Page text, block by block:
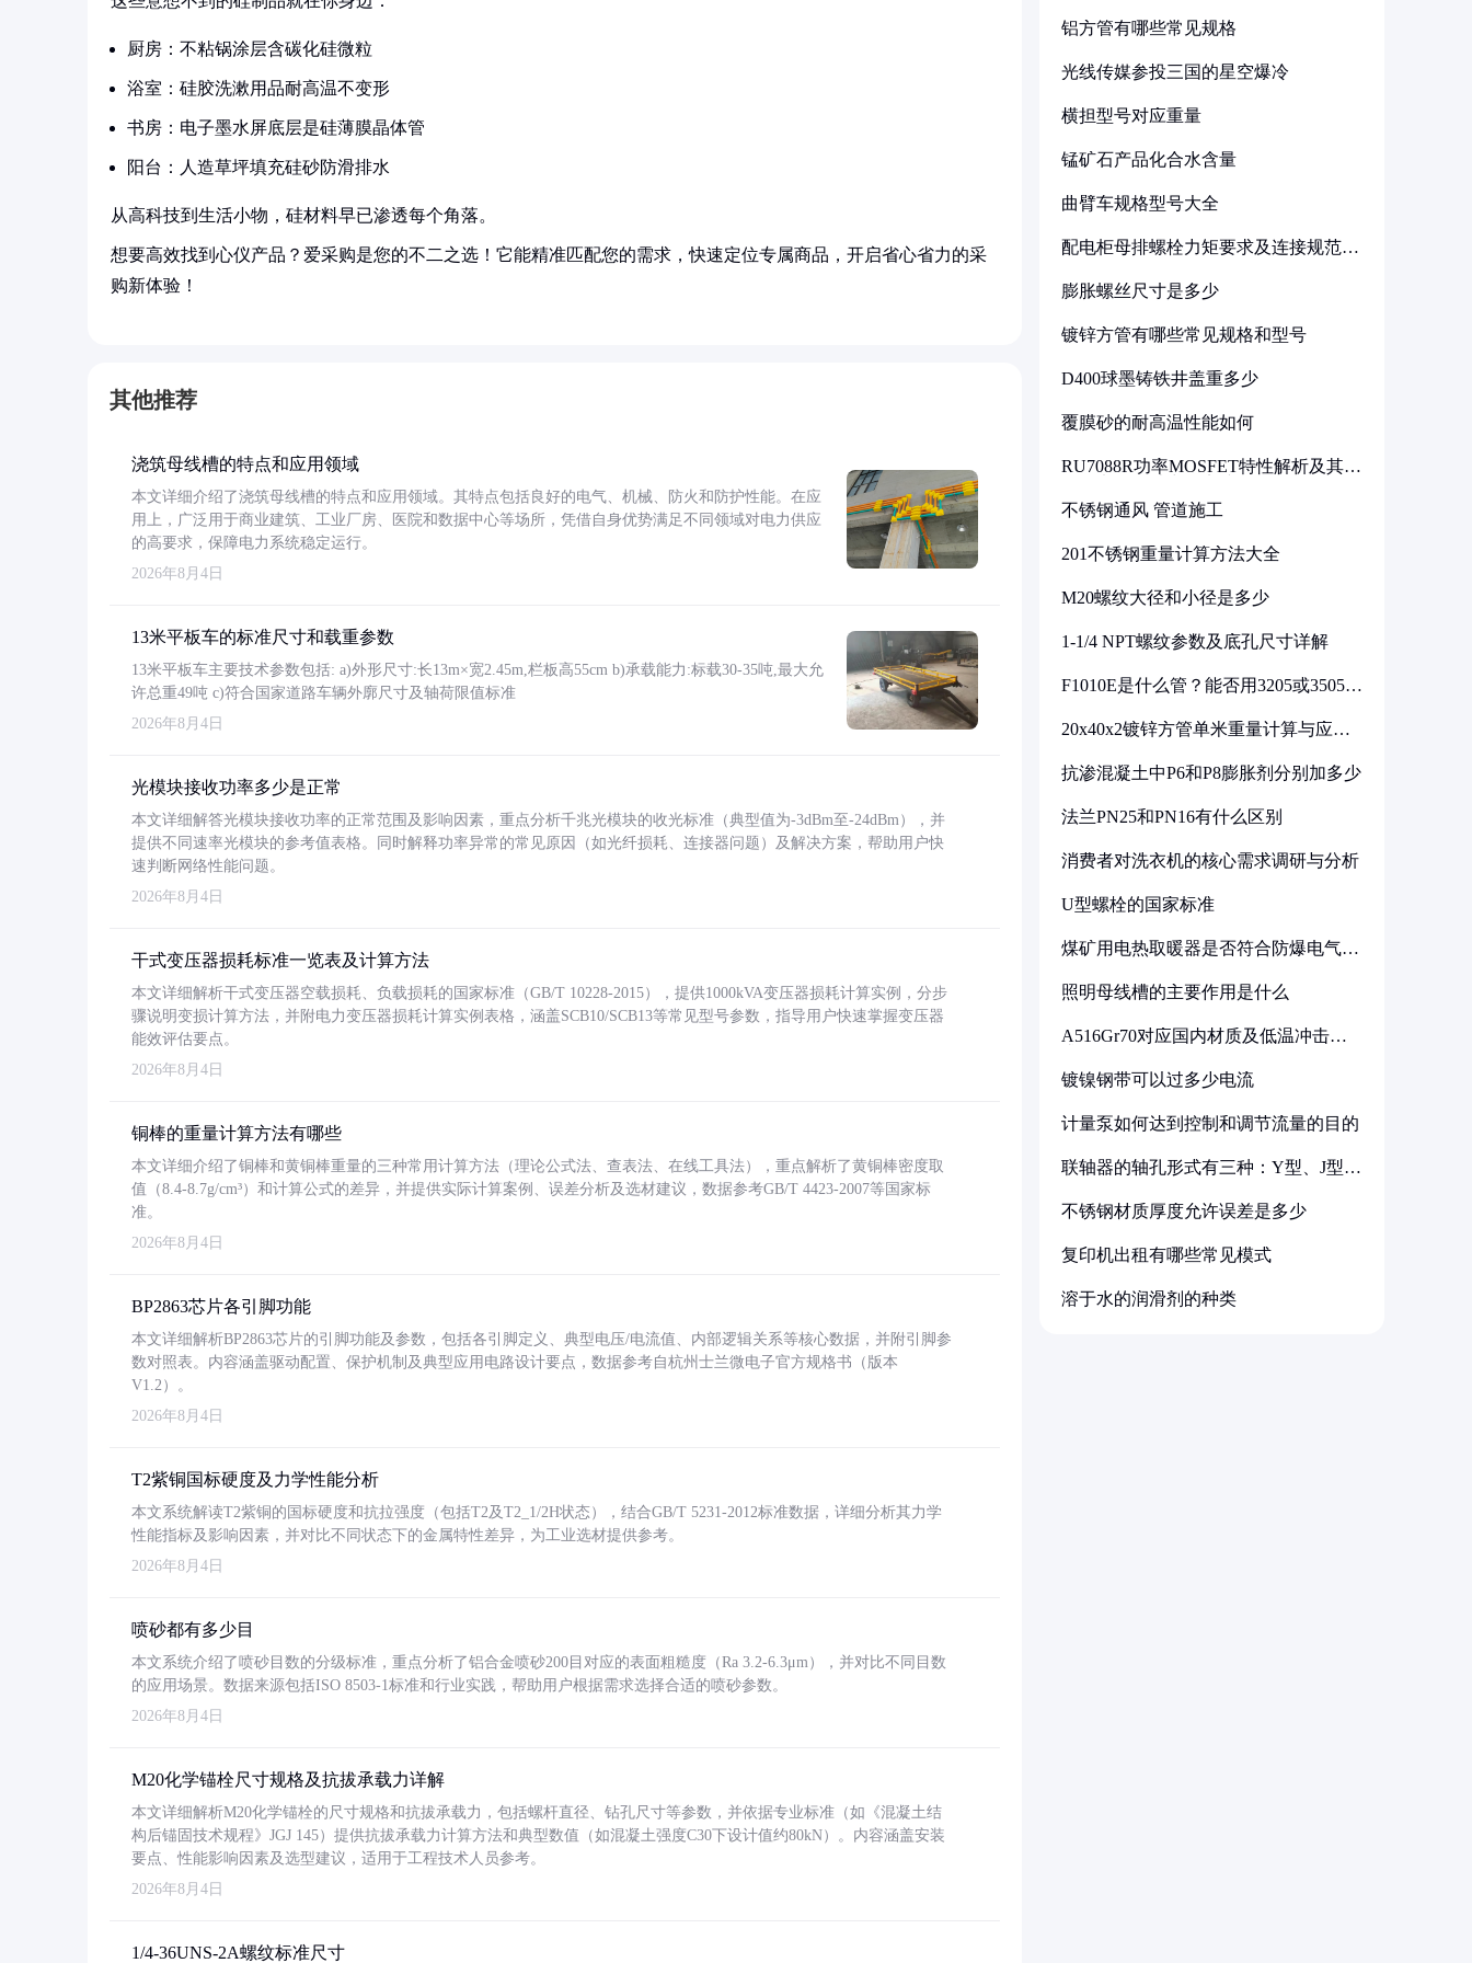
厨房：不粘锅涂层含碳化硅微粒
浴室：硅胶洗漱用品耐高温不变形
书房：电子墨水屏底层是硅薄膜晶体管
阳台：人造草坪填充硅砂防滑排水
从高科技到生活小物，硅材料早已渗透每个角落。
想要高效找到心仪产品？爱采购是您的不二之选！它能精准匹配您的需求，快速定位专属商品，开启省心省力的采
购新体验！
其他推荐
浇筑母线槽的特点和应用领域
本文详细介绍了浇筑母线槽的特点和应用领域。其特点包括良好的电气、机械、防火和防护性能。在应
用上，广泛用于商业建筑、工业厂房、医院和数据中心等场所，凭借自身优势满足不同领域对电力供应
的高要求，保障电力系统稳定运行。
2026年8月4日
13米平板车的标准尺寸和载重参数
13米平板车主要技术参数包括: a)外形尺寸:长13m×宽2.45m,栏板高55cm b)承载能力:标载30-35吨,最大允
许总重49吨 c)符合国家道路车辆外廓尺寸及轴荷限值标准
2026年8月4日
光模块接收功率多少是正常
本文详细解答光模块接收功率的正常范围及影响因素，重点分析千兆光模块的收光标准（典型值为-3dBm至-24dBm），并
提供不同速率光模块的参考值表格。同时解释功率异常的常见原因（如光纤损耗、连接器问题）及解决方案，帮助用户快
速判断网络性能问题。
2026年8月4日
干式变压器损耗标准一览表及计算方法
本文详细解析干式变压器空载损耗、负载损耗的国家标准（GB/T 10228-2015），提供1000kVA变压器损耗计算实例，分步
骤说明变损计算方法，并附电力变压器损耗计算实例表格，涵盖SCB10/SCB13等常见型号参数，指导用户快速掌握变压器
能效评估要点。
2026年8月4日
铜棒的重量计算方法有哪些
本文详细介绍了铜棒和黄铜棒重量的三种常用计算方法（理论公式法、查表法、在线工具法），重点解析了黄铜棒密度取
值（8.4-8.7g/cm³）和计算公式的差异，并提供实际计算案例、误差分析及选材建议，数据参考GB/T 4423-2007等国家标
准。
2026年8月4日
BP2863芯片各引脚功能
本文详细解析BP2863芯片的引脚功能及参数，包括各引脚定义、典型电压/电流值、内部逻辑关系等核心数据，并附引脚参
数对照表。内容涵盖驱动配置、保护机制及典型应用电路设计要点，数据参考自杭州士兰微电子官方规格书（版本
V1.2）。
2026年8月4日
T2紫铜国标硬度及力学性能分析
本文系统解读T2紫铜的国标硬度和抗拉强度（包括T2及T2_1/2H状态），结合GB/T 5231-2012标准数据，详细分析其力学
性能指标及影响因素，并对比不同状态下的金属特性差异，为工业选材提供参考。
2026年8月4日
喷砂都有多少目
本文系统介绍了喷砂目数的分级标准，重点分析了铝合金喷砂200目对应的表面粗糙度（Ra 3.2-6.3μm），并对比不同目数
的应用场景。数据来源包括ISO 8503-1标准和行业实践，帮助用户根据需求选择合适的喷砂参数。
2026年8月4日
M20化学锚栓尺寸规格及抗拔承载力详解
本文详细解析M20化学锚栓的尺寸规格和抗拔承载力，包括螺杆直径、钻孔尺寸等参数，并依据专业标准（如《混凝土结
构后锚固技术规程》JGJ 145）提供抗拔承载力计算方法和典型数值（如混凝土强度C30下设计值约80kN）。内容涵盖安装
要点、性能影响因素及选型建议，适用于工程技术人员参考。
2026年8月4日
1/4-36UNS-2A螺纹标准尺寸
铝方管有哪些常见规格
光线传媒参投三国的星空爆冷
横担型号对应重量
锰矿石产品化合水含量
曲臂车规格型号大全
配电柜母排螺栓力矩要求及连接规范详
膨胀螺丝尺寸是多少
镀锌方管有哪些常见规格和型号
D400球墨铸铁井盖重多少
覆膜砂的耐高温性能如何
RU7088R功率MOSFET特性解析及其在
不锈钢通风 管道施工
201不锈钢重量计算方法大全
M20螺纹大径和小径是多少
1-1/4 NPT螺纹参数及底孔尺寸详解
F1010E是什么管？能否用3205或3505代
20x40x2镀锌方管单米重量计算与应用
抗渗混凝土中P6和P8膨胀剂分别加多少
法兰PN25和PN16有什么区别
消费者对洗衣机的核心需求调研与分析
U型螺栓的国家标准
煤矿用电热取暖器是否符合防爆电气设
照明母线槽的主要作用是什么
A516Gr70对应国内材质及低温冲击要
镀镍钢带可以过多少电流
计量泵如何达到控制和调节流量的目的
联轴器的轴孔形式有三种：Y型、J型、
不锈钢材质厚度允许误差是多少
复印机出租有哪些常见模式
溶于水的润滑剂的种类